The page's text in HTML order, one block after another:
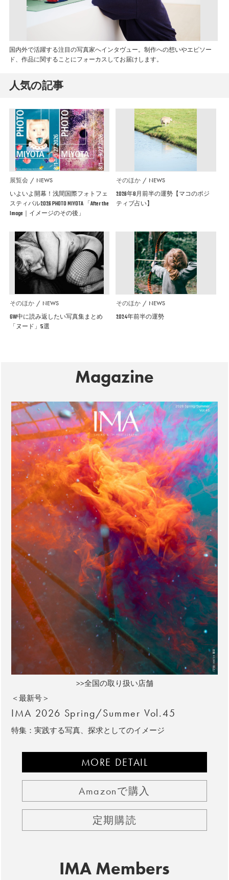
国内外で活躍する注目の写真家へインタヴュー。制作への想いやエピソー
ド、作品に関することにフォーカスしてお届けします。
人気の記事
展覧会 NEWS
いよいよ開幕！浅間国際フォトフェ
スティバル2026 PHOTO MIYOTA 「After the
Image｜イメージのその後」
そのほか NEWS
2026年8月前半の運勢【マコのポジ
ティブ占い】
そのほか NEWS
GW中に読み返したい写真集まとめ
「ヌード」5選
そのほか NEWS
2024年前半の運勢
Magazine
>>全国の取り扱い店舗
＜最新号＞
IMA 2026 Spring/Summer Vol.45
特集：実践する写真、探求としてのイメージ
MORE DETAIL
Amazonで購入
定期購読
IMA Members